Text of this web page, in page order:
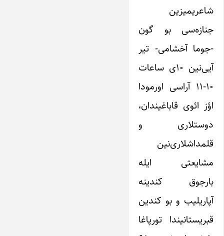
شاعریمیزین
جنازه‌سی بو گون
-جوما آخشامی- تیر
آیی‌نین ۱۰ی ساعات
۱۰-۱۱ آراسی اورمودا
اؤز ائوی قاباغیندان،
دوستلاری و
قلمداشلاری‌نین
مشایعتی ایله
بارجوق کندینه
آپاریلیب و بو کندین
قبریستانیندا تورپاغا